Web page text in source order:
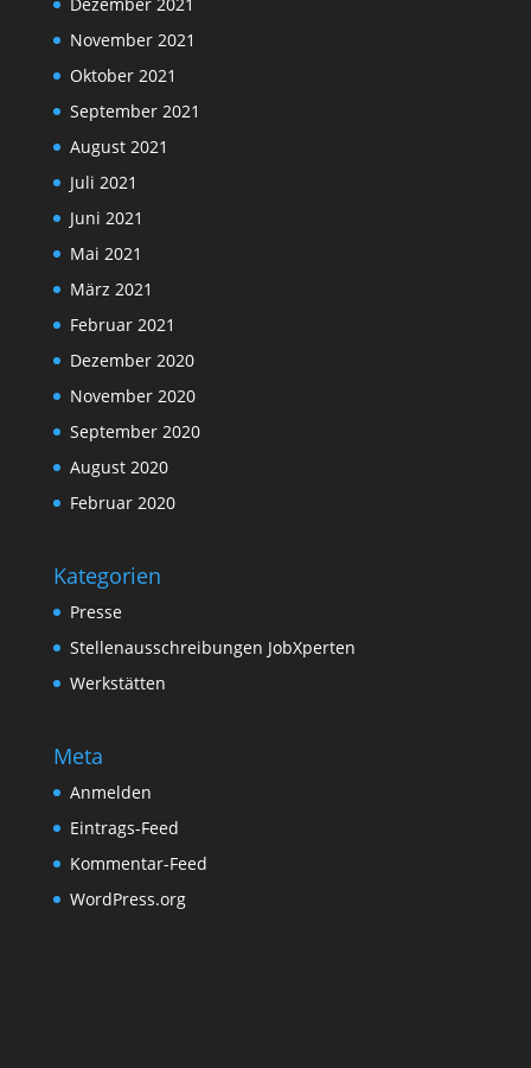
November 2021
Oktober 2021
September 2021
August 2021
Juli 2021
Juni 2021
Mai 2021
März 2021
Februar 2021
Dezember 2020
November 2020
September 2020
August 2020
Februar 2020
Kategorien
Presse
Stellenausschreibungen JobXperten
Werkstätten
Meta
Anmelden
Eintrags-Feed
Kommentar-Feed
WordPress.org